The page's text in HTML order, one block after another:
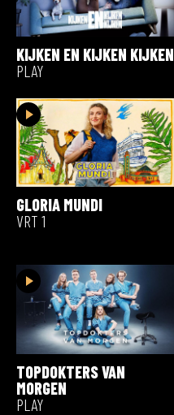
KIJKEN EN KIJKEN KIJKEN
PLAY
GLORIA MUNDI
VRT 1
TOPDOKTERS VAN
MORGEN
PLAY